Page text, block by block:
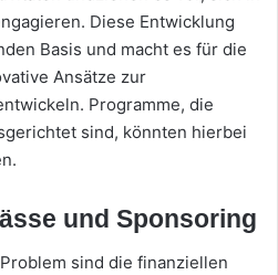
Diese Entwicklung
Basis und macht es für die
Ansätze zur
Programme, die
sind, könnten hierbei
und Sponsoring
sind die finanziellen